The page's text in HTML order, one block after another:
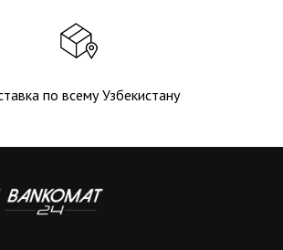
по всему Узбекистану